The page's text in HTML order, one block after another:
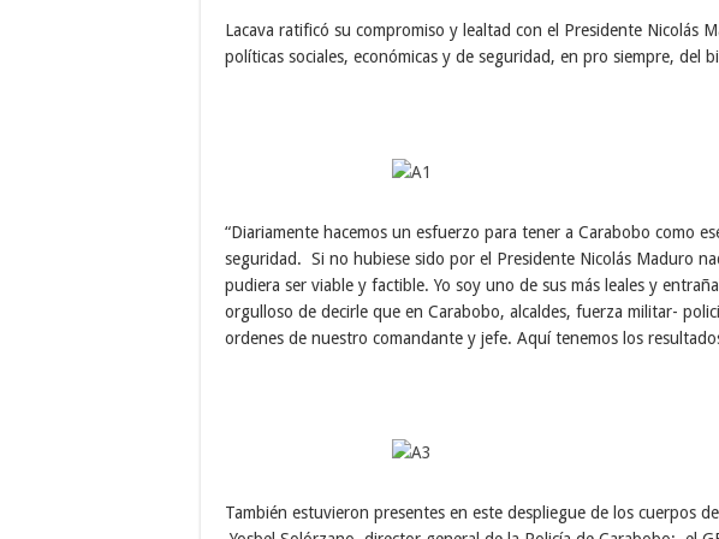
Lacava ratificó su compromiso y lealtad con el Presidente Nicolás
políticas sociales, económicas y de seguridad, en pro siempre, del
“Diariamente hacemos un esfuerzo para tener a Carabobo como
seguridad. Si no hubiese sido por el Presidente Nicolás Maduro
pudiera ser viable y factible. Yo soy uno de sus más leales y
orgulloso de decirle que en Carabobo, alcaldes, fuerza militar-
ordenes de nuestro comandante y jefe. Aquí tenemos los
También estuvieron presentes en este despliegue de los cuerpos